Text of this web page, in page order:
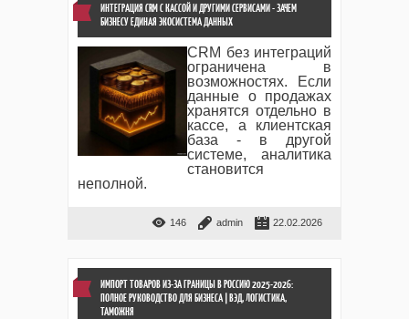
ИНТЕГРАЦИЯ CRM С КАССОЙ И ДРУГИМИ СЕРВИСАМИ - ЗАЧЕМ
БИЗНЕСУ ЕДИНАЯ ЭКОСИСТЕМА ДАННЫХ
CRM без интеграций
ограничена в
возможностях. Если
данные о продажах
хранятся отдельно в
кассе, а клиентская
база - в другой
системе, аналитика
становится
неполной.
146 admin 22.02.2026
ИМПОРТ ТОВАРОВ ИЗ-ЗА ГРАНИЦЫ В РОССИЮ 2025-2026:
ПОЛНОЕ РУКОВОДСТВО ДЛЯ БИЗНЕСА | ВЭД, ЛОГИСТИКА,
ТАМОЖНЯ